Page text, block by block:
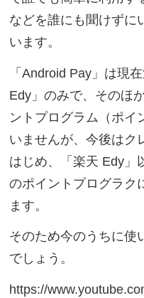
などを誰にも聞けずに
います。
「Android Pay」は現
Edy」のみで、そのほ
ントプログラム（ポイ
いませんが、今後はク
はじめ、「楽天 Edy」
のポイントプログラク
ます。
そのため今のうちに使
でしょう。
https://